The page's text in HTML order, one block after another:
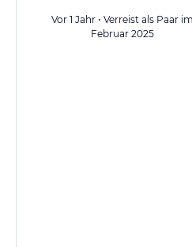
Vor 1 Jahr • Verreist als Paar im
Februar 2025